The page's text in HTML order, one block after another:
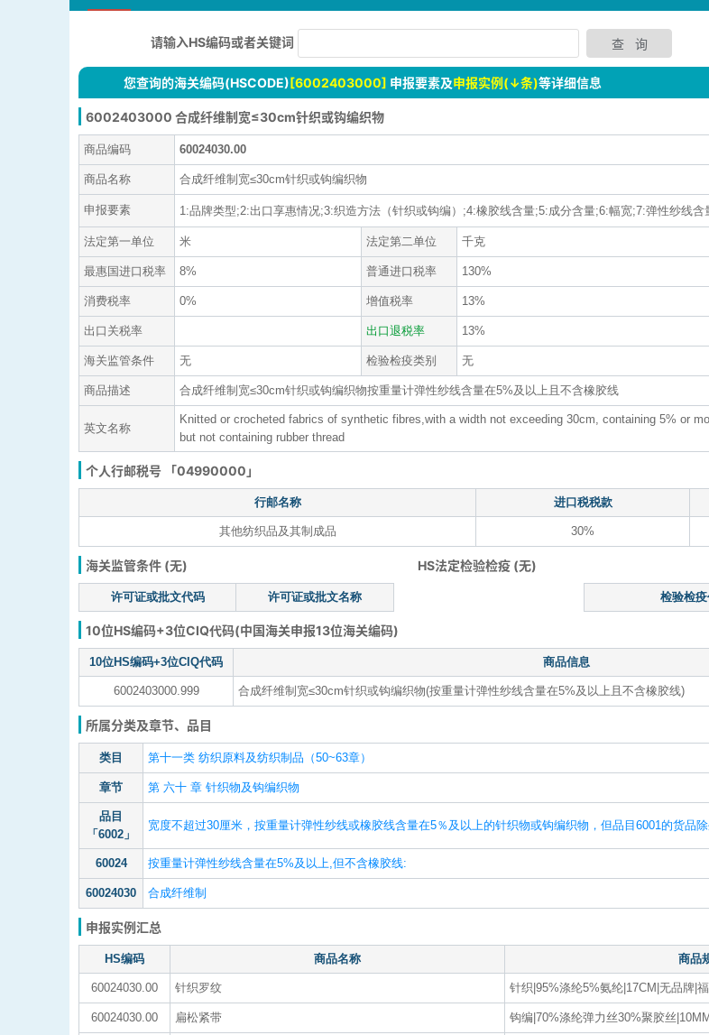
请输入HS编码或者关键词
您查询的海关编码(HSCODE)[6002403000] 申报要素及申报实例(↓条)等详细信息
6002403000 合成纤维制宽≤30cm针织或钩编织物
商品编码 60024030.00
商品名称 合成纤维制宽≤30cm针织或钩编织物
申报要素 1:品牌类型;2:出口享惠情况;3:织造方法（针织或钩编）;4:橡胶线含量;5:成分含量;6:幅宽;7:弹性纱线
法定第一单位 米 法定第二单位 千克
最惠国进口税率 8% 普通进口税率 130%
消费税率 0% 增值税率 13%
出口关税率 出口退税率 13%
海关监管条件 无 检验检疫类别 无
商品描述 合成纤维制宽≤30cm针织或钩编织物按重量计弹性纱线含量在5%及以上且不含橡胶线
英文名称
Knitted or crocheted fabrics of synthetic fibres,with a width not exceeding 30cm, containing 5% or
but not containing rubber thread
个人行邮税号 「04990000」
行邮名称 进口税税款
其他纺织品及其制成品 30%
海关监管条件 (无) HS法定检验检疫 (无)
许可证或批文代码 许可证或批文名称 检验检
10位HS编码+3位CIQ代码(中国海关申报13位海关编码)
10位HS编码+3位CIQ代码 商品信息
6002403000.999 合成纤维制宽≤30cm针织或钩编织物(按重量计弹性纱线含量在5%及以上且不含橡胶线)
所属分类及章节、品目
类目 第十一类 纺织原料及纺织制品（50~63章）
章节 第 六十 章 针织物及钩编织物
品目
「6002」
宽度不超过30厘米，按重量计弹性纱线或橡胶线含量在5％及以上的针织物或钩编织物，但品目6001的货品
60024 按重量计弹性纱线含量在5%及以上,但不含橡胶线:
60024030 合成纤维制
申报实例汇总
HS编码 商品名称 商品
60024030.00 针织罗纹 针织|95%涤纶5%氨纶|17CM|无品牌|
60024030.00 扁松紧带 钩编|70%涤纶弹力丝30%聚胶丝